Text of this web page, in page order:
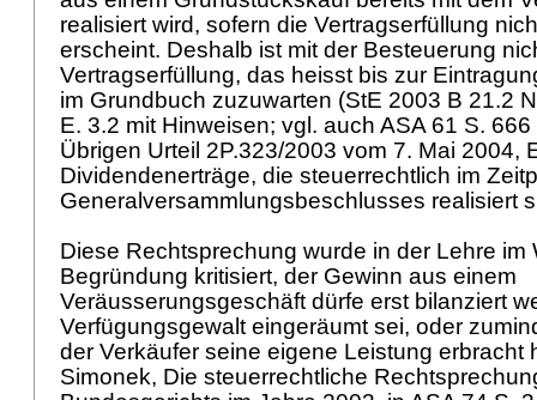
realisiert wird, sofern die Vertragserfüllung
erscheint. Deshalb ist mit der Besteuerung
Vertragserfüllung, das heisst bis zur
im Grundbuch zuzuwarten (StE 2003 B 21.2
E. 3.2 mit Hinweisen; vgl. auch ASA 61 S.
Übrigen Urteil 2P.323/2003 vom 7. Mai 2004,
Dividendenerträge, die steuerrechtlich im
Generalversammlungsbeschlusses realisiert
Diese Rechtsprechung wurde in der Lehre im
Begründung kritisiert, der Gewinn aus einem
Veräusserungsgeschäft dürfe erst bilanziert
Verfügungsgewalt eingeräumt sei, oder
der Verkäufer seine eigene Leistung erbracht
Simonek, Die steuerrechtliche